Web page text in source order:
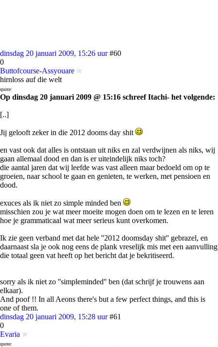
dinsdag 20 januari 2009, 15:26 uur #60
0
Buttofcourse-Assyouare
hirnloss auf die welt
quote:
Op dinsdag 20 januari 2009 @ 15:16 schreef Itachi- het volgende:
[..]
Jij gelooft zeker in die 2012 dooms day shit
en vast ook dat alles is ontstaan uit niks en zal verdwijnen als niks, wij
gaan allemaal dood en dan is er uiteindelijk niks toch?
die aantal jaren dat wij leefde was vast alleen maar bedoeld om op te
groeien, naar school te gaan en genieten, te werken, met pensioen en
dood.
exuces als ik niet zo simple minded ben
misschien zou je wat meer moeite mogen doen om te lezen en te leren
hoe je grammaticaal wat meer serieus kunt overkomen.
Ik zie geen verband met dat hele ''2012 doomsday shit'' gebrazel, en
daarnaast sla je ook nog eens de plank vreselijk mis met een aanvulling
die totaal geen vat heeft op het bericht dat je bekritiseerd.
sorry als ik niet zo ''simpleminded'' ben (dat schrijf je trouwens aan
elkaar).
And poof !! In all Aeons there's but a few perfect things, and this is
one of them.
dinsdag 20 januari 2009, 15:28 uur #61
0
Evaria
quote: